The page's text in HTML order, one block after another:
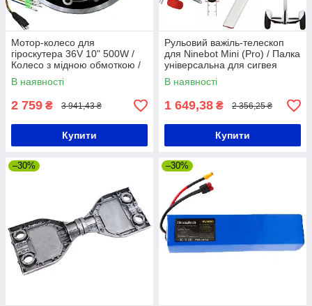
Мотор-колесо для
гіроскутера 36V 10" 500W /
Колесо з мідною обмоткою /
Моторне колесо для
гіроборда
В наявності
2 759 ₴ 3 941,43 ₴
Купити
Рульовий важіль-телескоп
для Ninebot Mini (Pro) / Палка
універсальна для сигвея
В наявності
1 649,38 ₴ 2 356,25 ₴
Купити
–30% –30%